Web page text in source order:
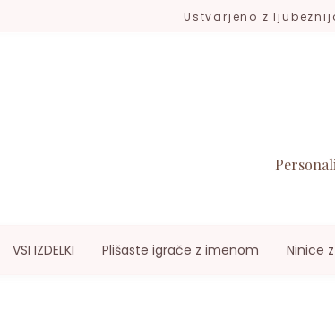
Ustvarjeno z
VSI IZDELKI Plišaste igrače z imenom Ninice